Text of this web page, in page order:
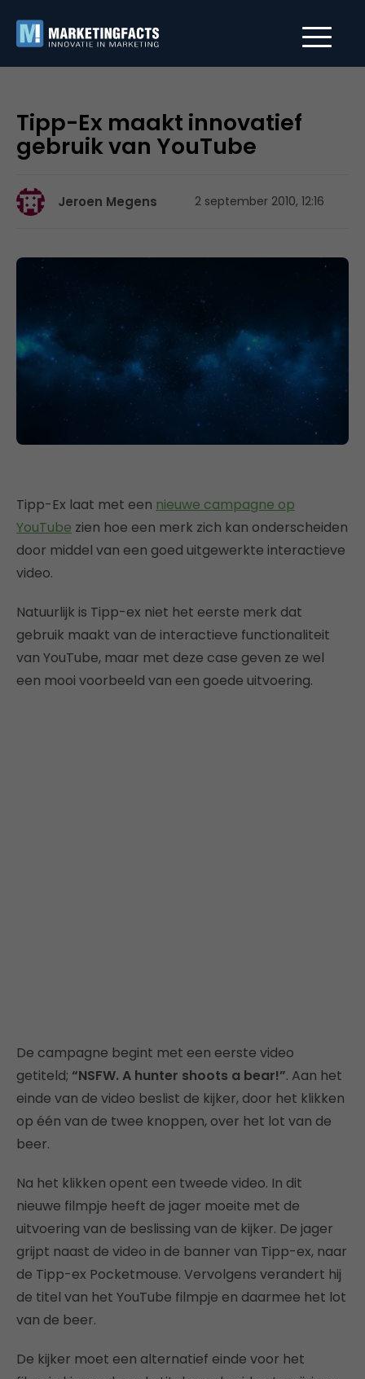
Tipp-Ex maakt innovatief
gebruik van YouTube
Jeroen Megens 2 september 2010, 12:16
Tipp-Ex laat met een nieuwe campagne op
YouTube zien hoe een merk zich kan onderscheiden
door middel van een goed uitgewerkte interactieve
video.
Natuurlijk is Tipp-ex niet het eerste merk dat
gebruik maakt van de interactieve functionaliteit
van YouTube, maar met deze case geven ze wel
een mooi voorbeeld van een goede uitvoering.
De campagne begint met een eerste video
getiteld; “NSFW. A hunter shoots a bear!”. Aan het
einde van de video beslist de kijker, door het klikken
op één van de twee knoppen, over het lot van de
beer.
Na het klikken opent een tweede video. In dit
nieuwe filmpje heeft de jager moeite met de
uitvoering van de beslissing van de kijker. De jager
grijpt naast de video in de banner van Tipp-ex, naar
de Tipp-ex Pocketmouse. Vervolgens verandert hij
de titel van het YouTube filmpje en daarmee het lot
van de beer.
De kijker moet een alternatief einde voor het